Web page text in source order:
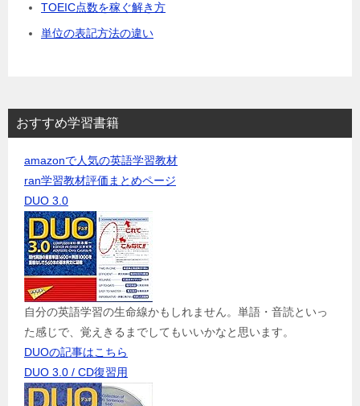
TOEIC点数を稼ぐ解き方
単位の表記方法の違い
おすすめ学習書籍
amazonで人気の英語学習教材
ran学習教材評価まとめページ
DUO 3.0
自分の英語学習の生命線かもしれません。単語・音読といっ
た感じで、覚えきるまでしてもいいかなと思います。
DUOの記事はこちら
DUO 3.0 / CD復習用